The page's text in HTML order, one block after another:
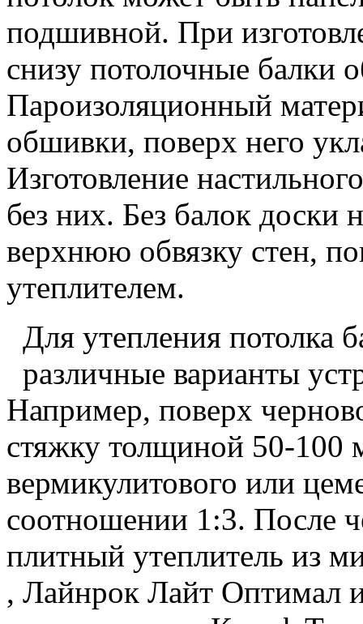
подшивной. При
снизу потолочные балки
Пароизоляционный
обшивки, поверх него
Изготовление
без них. Без балок доски
верхнюю обвязку стен,
утеплителем.
Для утепления потолка
различные варианты
Например, поверх
стяжку толщиной 50-100
вермикулитового или
соотношении 1:3. После
плитный утеплитель из
, Лайнрок Лайт Оптимал